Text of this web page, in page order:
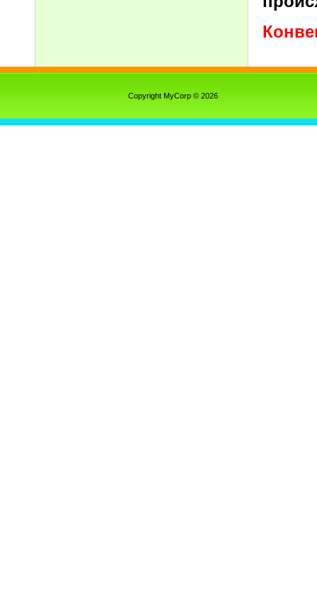
Copyright MyCorp © 2026